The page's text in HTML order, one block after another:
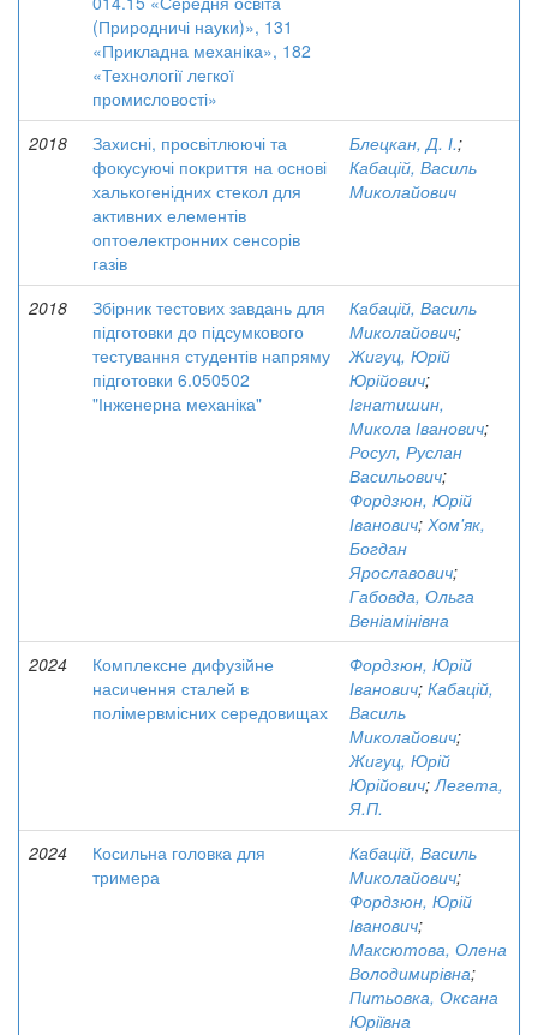
(Природничі науки)», 131
«Прикладна механіка», 182
«Технології легкої
промисловості»
2018
Захисні, просвітлюючі та
фокусуючі покриття на основі
халькогенідних стекол для
активних елементів
оптоелектронних сенсорів
газів
Блецкан, Д. І.;
Кабацій, Василь
Миколайович
2018
Збірник тестових завдань для
підготовки до підсумкового
тестування студентів напряму
підготовки 6.050502
"Інженерна механіка"
Кабацій, Василь
Миколайович;
Жигуц, Юрій
Юрійович;
Ігнатишин,
Микола Іванович;
Росул, Руслан
Васильович;
Фордзюн, Юрій
Іванович; Хом'як,
Богдан
Ярославович;
Габовда, Ольга
Веніамінівна
2024
Комплексне дифузійне
насичення сталей в
полімервмісних середовищах
Фордзюн, Юрій
Іванович; Кабацій,
Василь
Миколайович;
Жигуц, Юрій
Юрійович;Легета,
Я.П.
2024
Косильна головка для
тримера
Кабацій, Василь
Миколайович;
Фордзюн, Юрій
Іванович;
Максютова, Олена
Володимирівна;
Питьовка, Оксана
Юріївна